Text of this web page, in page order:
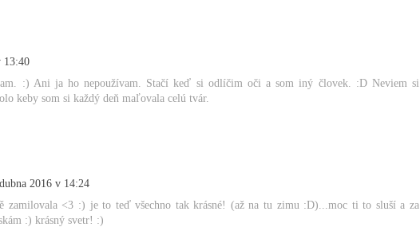
13:40
:) Ani ja ho nepoužívam. Stačí keď si odlíčim oči a som iný človek. :D Neviem si
keby som si každý deň maľovala celú tvár.
2016 v 14:24
zamilovala <3 :) je to teď všechno tak krásné! (až na tu zimu :D)...moc ti to sluší a za
:) krásný svetr! :)